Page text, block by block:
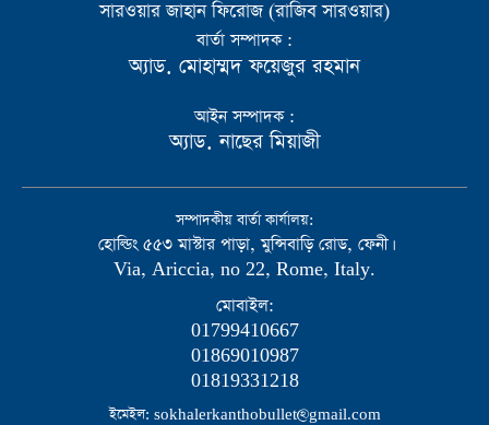
সারওয়ার জাহান ফিরোজ (রাজিব সারওয়ার)
বার্তা সম্পাদক :
অ্যাড. মোহাম্মদ ফয়েজুর রহমান
আইন সম্পাদক :
অ্যাড. নাছের মিয়াজী
সম্পাদকীয় বার্তা কার্যালয়:
হোল্ডিং ৫৫৩ মাস্টার পাড়া, মুন্সিবাড়ি রোড, ফেনী।
Via, Ariccia, no 22, Rome, Italy.
মোবাইল:
01799410667
01869010987
01819331218
ইমেইল: sokhalerkanthobullet@gmail.com